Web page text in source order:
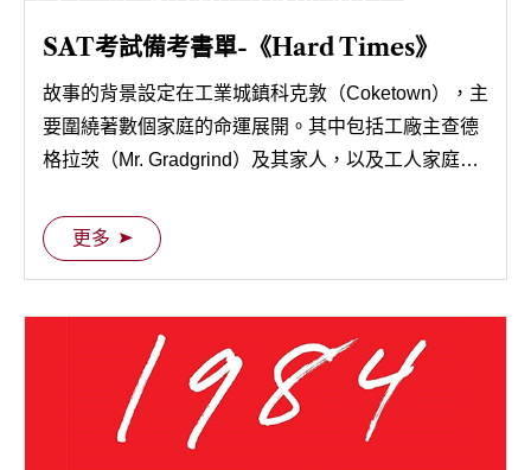
SAT考試備考書單-《Hard Times》
故事的背景設定在工業城鎮科克敦（Coketown），主
要圍繞著數個家庭的命運展開。其中包括工廠主查德
格拉茨（Mr. Gradgrind）及其家人，以及工人家庭斯
更多